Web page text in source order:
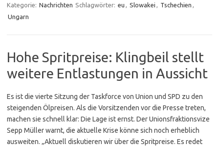
Kategorie: Nachrichten Schlagwörter: eu , Slowakei , Tschechien ,
Ungarn
Hohe Spritpreise: Klingbeil stellt
weitere Entlastungen in Aussicht
Es ist die vierte Sitzung der Taskforce von Union und SPD zu den
steigenden Ölpreisen. Als die Vorsitzenden vor die Presse treten,
machen sie schnell klar: Die Lage ist ernst. Der Unionsfraktionsvize
Sepp Müller warnt, die aktuelle Krise könne sich noch erheblich
ausweiten. „Aktuell diskutieren wir über die Spritpreise. Es redet